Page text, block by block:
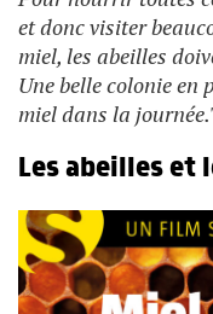
et donc visiter
miel, les abeilles
Une belle colonie en
miel dans la
Les abeilles et